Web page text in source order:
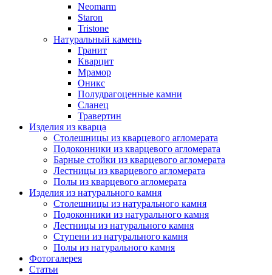
Neomarm
Staron
Tristone
Натуральный камень
Гранит
Кварцит
Мрамор
Оникс
Полудрагоценные камни
Сланец
Травертин
Изделия из кварца
Столешницы из кварцевого агломерата
Подоконники из кварцевого агломерата
Барные стойки из кварцевого агломерата
Лестницы из кварцевого агломерата
Полы из кварцевого агломерата
Изделия из натурального камня
Столешницы из натурального камня
Подоконники из натурального камня
Лестницы из натурального камня
Ступени из натурального камня
Полы из натурального камня
Фотогалерея
Статьи